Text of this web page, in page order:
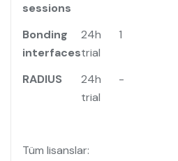
sessions
Bonding
interfaces
24h
trial
1
RADIUS
24h
trial
-
Tüm lisanslar: